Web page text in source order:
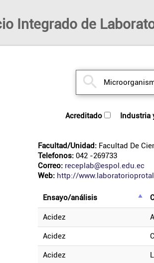
Integrado de
acreditado industria
Facultad/Unidad: Facultad De
Telefonos: 042 -269733
Correo: receplab@espol.edu.ec
Web: http://
ensayo/análisis
acidez
acidez
acidez